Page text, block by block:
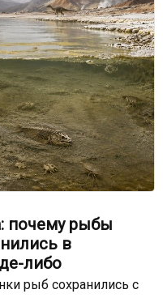
почему рыбы
в
либо
рыб сохранились с